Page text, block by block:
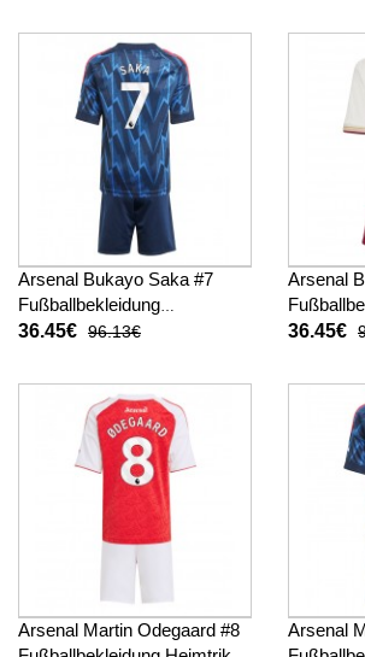
Arsenal Bukayo Saka #7
Fußballbekleidung
Auswärtstrikot Kinder 2025-
36.45€ 96.13€
Arsenal
Kinder
36.45€
Arsenal Martin Odegaard #8
Arsenal